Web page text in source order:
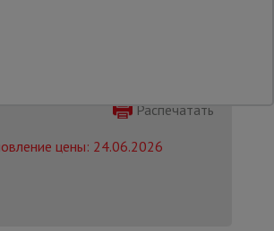
Распечатать
цены: 24.06.2026